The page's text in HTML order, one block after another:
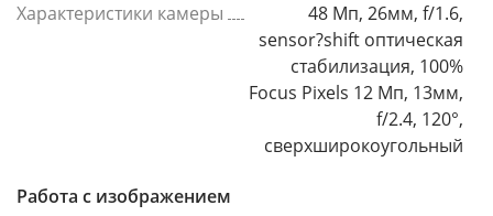
Характеристики камеры
48 Мп, 26мм, f/1.6,
sensor?shift оптическая
стабилизация, 100%
Focus Pixels 12 Мп, 13мм,
f/2.4, 120°,
сверхширокоугольный
Работа с изображением